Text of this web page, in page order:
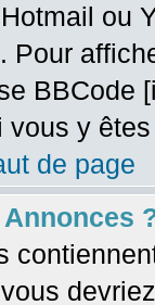
ou
Pour
BBCode
vous y
de page